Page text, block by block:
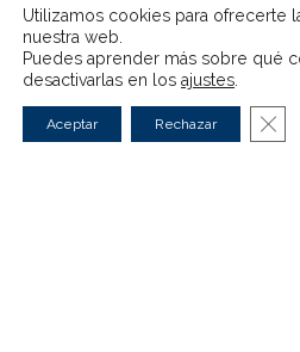
Eléctricos
Utilizamos cookies para ofrecerte
nuestra web.
Puedes aprender más sobre qué
desactivarlas en los ajustes
Aceptar Rechazar